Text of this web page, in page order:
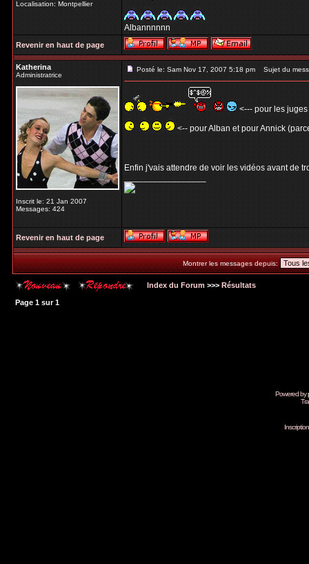
Localisation: Montpellier
Albannnnnn
Revenir en haut de page
Katherina
Administratrice
Inscrit le: 21 Jan 2007
Messages: 424
Posté le: Sam Nov 17, 2007 5:18 pm Sujet du
<--- pour les juges
<-- pour Alban et pour Annick
Enfin j'vais attendre de voir les vidéos avant de
_________________
Revenir en haut de page
Montrer les messages depuis:
Index du Forum >>> Résultats
Page 1 sur1
Powered by